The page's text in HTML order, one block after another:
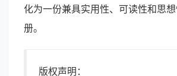
化为一份兼具实用性、可读性和思
册。
版权声明：